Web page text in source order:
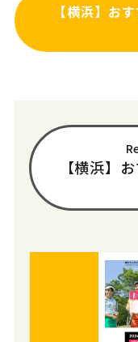
【横浜】お
【横浜】